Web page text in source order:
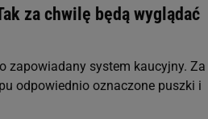
za chwilę będą wyglądać
zapowiadany system kaucyjny.
odpowiednio oznaczone puszki i